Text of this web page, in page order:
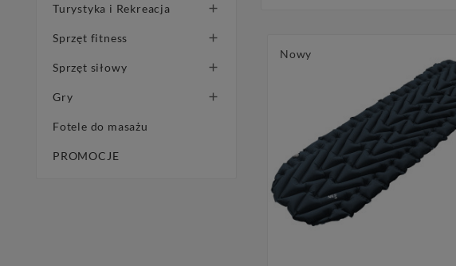
Turystyka i Rekreacja 
Sprzęt fitness 
Sprzęt siłowy 
Gry 
Fotele do masażu
PROMOCJE
Nowy